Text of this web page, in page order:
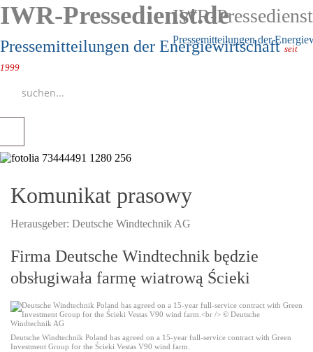
IWR-Pressedienst.de
Pressemitteilungen der Energiewirtschaftseit
1999
IWR-
Pressemitteilungen der
Komunikat prasowy
Herausgeber: Deutsche Windtechnik AG
Firma Deutsche Windtechnik będzie
obsługiwała farmę wiatrową Ścieki
Deutsche Windtechnik Poland has agreed on a 15-year full-service contract with Green
Investment Group for the Ścieki Vestas V90 wind farm.